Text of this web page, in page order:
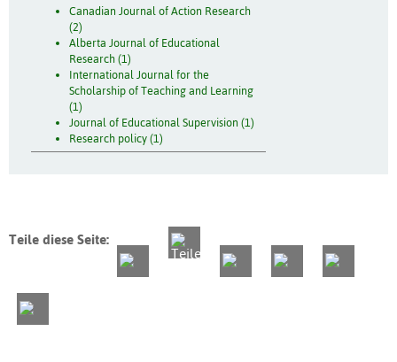
Canadian Journal of Action Research
(2)
Alberta Journal of Educational
Research (1)
International Journal for the
Scholarship of Teaching and Learning
(1)
Journal of Educational Supervision (1)
Research policy (1)
Teile diese Seite: